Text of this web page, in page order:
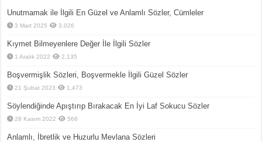
Unutmamak ile İlgili En Güzel ve Anlamlı Sözler, Cümleler
3 Mart 2025 3,026
Kıymet Bilmeyenlere Değer İle İlgili Sözler
1 Aralık 2022 2,135
Boşvermişlik Sözleri, Boşvermekle İlgili Güzel Sözler
21 Şubat 2023 1,473
Söylendiğinde Apıştırıp Bırakacak En İyi Laf Sokucu Sözler
28 Kasım 2022 568
Anlamlı, İbretlik ve Huzurlu Mevlana Sözleri